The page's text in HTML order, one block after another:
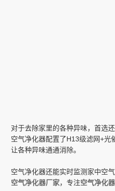
对于去除家里的各种异味，首选
空气净化器配置了H13级滤网+光
让各种异味通通消除。
空气净化器还能实时监测家中空
空气净化器厂家，专注空气净化